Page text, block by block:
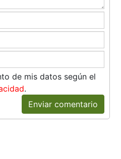
de mis datos según el
.
Enviar comentario